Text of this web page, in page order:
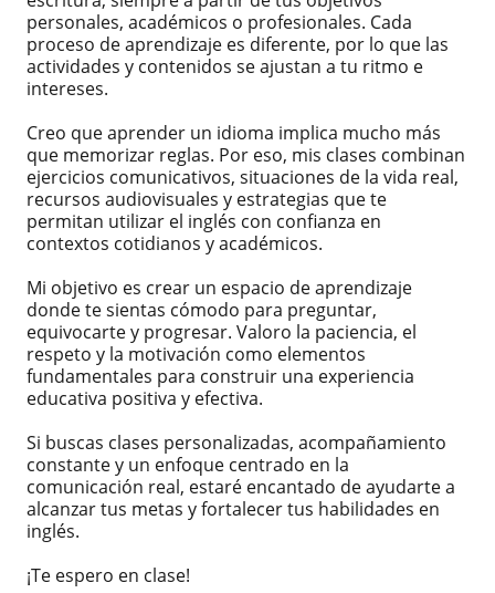
personales, académicos o profesionales. Cada
proceso de aprendizaje es diferente, por lo que las
actividades y contenidos se ajustan a tu ritmo e
intereses.
Creo que aprender un idioma implica mucho más
que memorizar reglas. Por eso, mis clases combinan
ejercicios comunicativos, situaciones de la vida real,
recursos audiovisuales y estrategias que te
permitan utilizar el inglés con confianza en
contextos cotidianos y académicos.
Mi objetivo es crear un espacio de aprendizaje
donde te sientas cómodo para preguntar,
equivocarte y progresar. Valoro la paciencia, el
respeto y la motivación como elementos
fundamentales para construir una experiencia
educativa positiva y efectiva.
Si buscas clases personalizadas, acompañamiento
constante y un enfoque centrado en la
comunicación real, estaré encantado de ayudarte a
alcanzar tus metas y fortalecer tus habilidades en
inglés.
¡Te espero en clase!